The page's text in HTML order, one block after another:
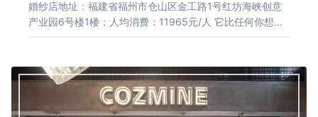
婚纱店地址：福建省福州市仓山区金工路1号红坊海峡创意
产业园6号楼1楼；人均消费：11965元/人 它比任何你想…